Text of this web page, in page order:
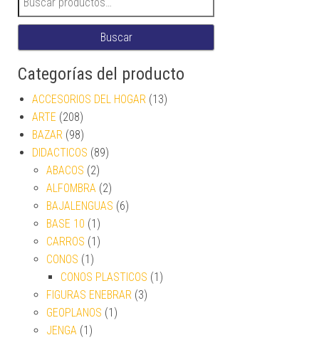
Buscar
Categorías del producto
ACCESORIOS DEL HOGAR (13)
ARTE (208)
BAZAR (98)
DIDACTICOS (89)
ABACOS (2)
ALFOMBRA (2)
BAJALENGUAS (6)
BASE 10 (1)
CARROS (1)
CONOS (1)
CONOS PLASTICOS (1)
FIGURAS ENEBRAR (3)
GEOPLANOS (1)
JENGA (1)